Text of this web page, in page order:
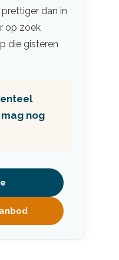
dan in
op zoek
die gisteren
nog